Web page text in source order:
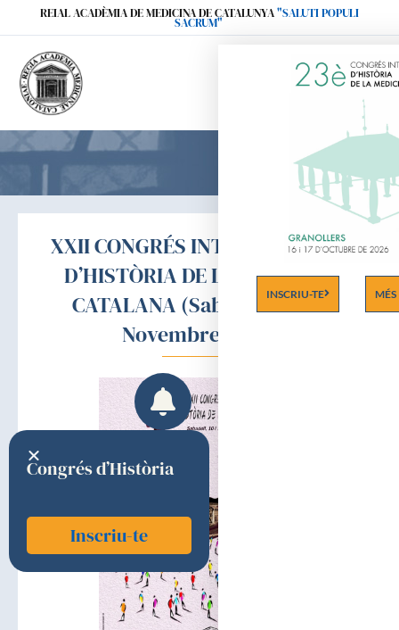
REIAL ACADÈMIA DE MEDICINA DE CATALUNYA"SALUTI POPULI
SACRUM"
XXII CONGRÉS INTERNACIONAL
D’HISTÒRIA DE LA MEDICINA
CATALANA (Sabadell, 10 i 11
Novembre 2023)
Congrés d’Història
Inscriu-te
INSCRIU-TE